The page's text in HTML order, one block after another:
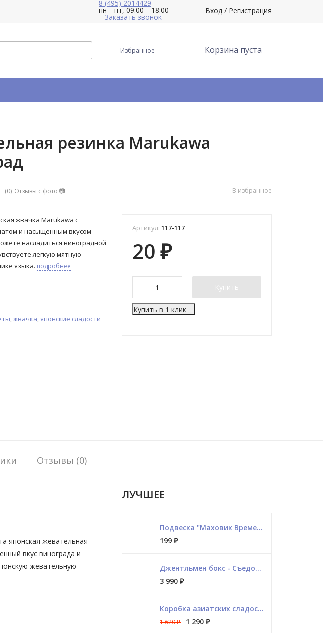
8 (495) 2014429
пн—пт, 09:00—18:00
Заказать звонок
Вход / Регистрация
Избранное Корзина пуста
резинка Marukawa
(0) Отзывы с фото 📷 В избранное
жвачка Marukawa с
и насыщенным вкусом
насладиться виноградной
легкую мятную
языка. подробнее
,жвачка,японские сладости
Артикул: 117-117
20 ₽
Купить
Купить в 1 клик
Отзывы (0)
ЛУЧШЕЕ
Подвеска "Маховик Времени"
199 ₽
Джентльмен бокс - Съедобный
3 990 ₽
Коробка азиатских сладостей
1 620₽ 1 290 ₽
японская жевательная
вкус винограда и
жевательную